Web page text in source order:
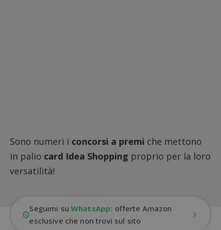
Sono numeri i concorsi a premi che mettono
in palio card Idea Shopping proprio per la loro
versatilità!
Seguimi suWhatsApp: offerte Amazon
esclusive che non trovi sul sito